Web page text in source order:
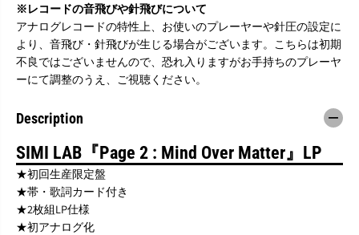
P
a
g
e
2
:
n
O
v
e
r
M
a
P
a
g
e
2
O
v
e
r
a
※レコードの音飛びや針飛びについて
アナログレコードの特性上、お使いのプレーヤーや針圧の設定に
より、音飛び・針飛びが生じる場合がございます。こちらは初期
不良ではございませんので、恐れ入りますがお手持ちのプレーヤ
ーにて調整のうえ、ご視聴ください。
Description
SIMI LAB『Page 2 : Mind Over Matter』LP
★初回生産限定盤
★帯・歌詞カード付き
★2枚組LP仕様
★初アナログ化